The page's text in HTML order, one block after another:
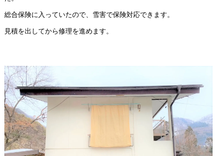
総合保険に入っていたので、雪害で保険対応できます。
見積を出してから修理を進めます。